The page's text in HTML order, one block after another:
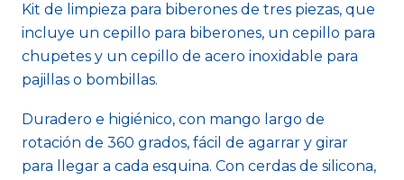
Kit de limpieza para biberones de tres piezas, que
incluye un cepillo para biberones, un cepillo para
chupetes y un cepillo de acero inoxidable para
pajillas o bombillas.
Duradero e higiénico, con mango largo de
rotación de 360 grados, fácil de agarrar y girar
para llegar a cada esquina. Con cerdas de silicona,